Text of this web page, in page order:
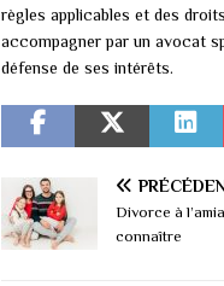
règles applicables et des
accompagner par un avocat
défense de ses intérêts.
Divorce à
connaître